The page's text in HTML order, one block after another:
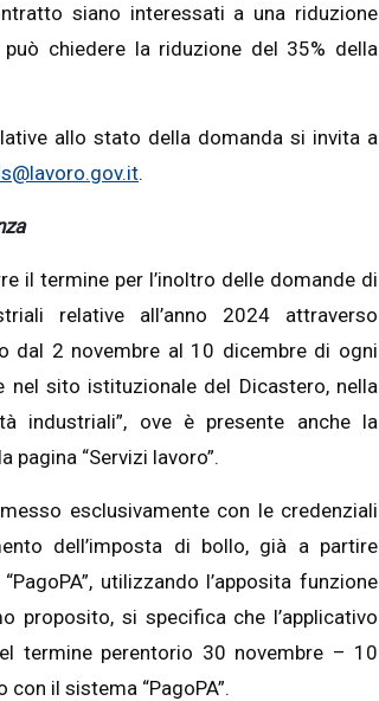
siano interessati a una riduzione
chiedere la riduzione del 35% della
allo stato della domanda si invita a
.
il termine per l’inoltro delle domande di
relative all’anno 2024 attraverso
dal 2 novembre al 10 dicembre di ogni
nel sito istituzionale del Dicastero, nella
industriali”, ove è presente anche la
“Servizi lavoro”.
esclusivamente con le credenziali
dell’imposta di bollo, già a partire
utilizzando l’apposita funzione
proposito, si specifica che l’applicativo
termine perentorio 30 novembre – 10
il sistema “PagoPA”.